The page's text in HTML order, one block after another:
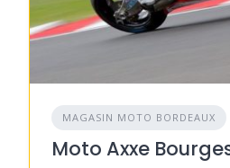
MAGASIN MOTO BORDEAUX
Moto Axxe